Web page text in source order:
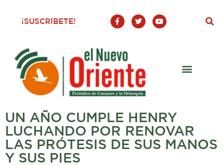
¡SUSCRÍBETE!
F
a
c
o
o
-
T
w
i
Y
o
u
UN AÑO CUMPLE HENRY
LUCHANDO POR RENOVAR
LAS PRÓTESIS DE SUS MANOS
Y SUS PIES